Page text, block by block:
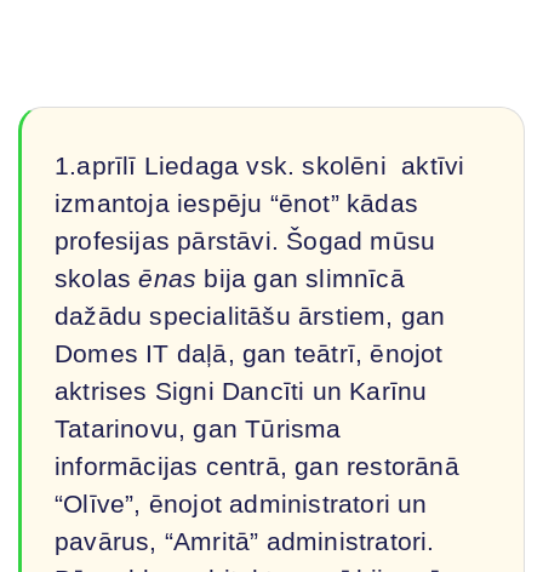
1.aprīlī Liedaga vsk. skolēni aktīvi
izmantoja iespēju “ēnot” kādas
profesijas pārstāvi. Šogad mūsu
skolasēnas bija gan slimnīcā
dažādu specialitāšu ārstiem, gan
Domes IT daļā, gan teātrī, ēnojot
aktrises Signi Dancīti un Karīnu
Tatarinovu, gan Tūrisma
informācijas centrā, gan restorānā
“Olīve”, ēnojot administratori un
pavārus, “Amritā” administratori.